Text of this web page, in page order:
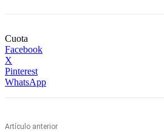
Cuota
Facebook
X
Pinterest
WhatsApp
Artículo anterior